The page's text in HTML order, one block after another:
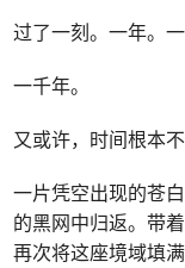
过了一刻。一年。一
一千年。
又或许，时间根本不
一片凭空出现的苍
的黑网中归返。带
再次将这座境域填